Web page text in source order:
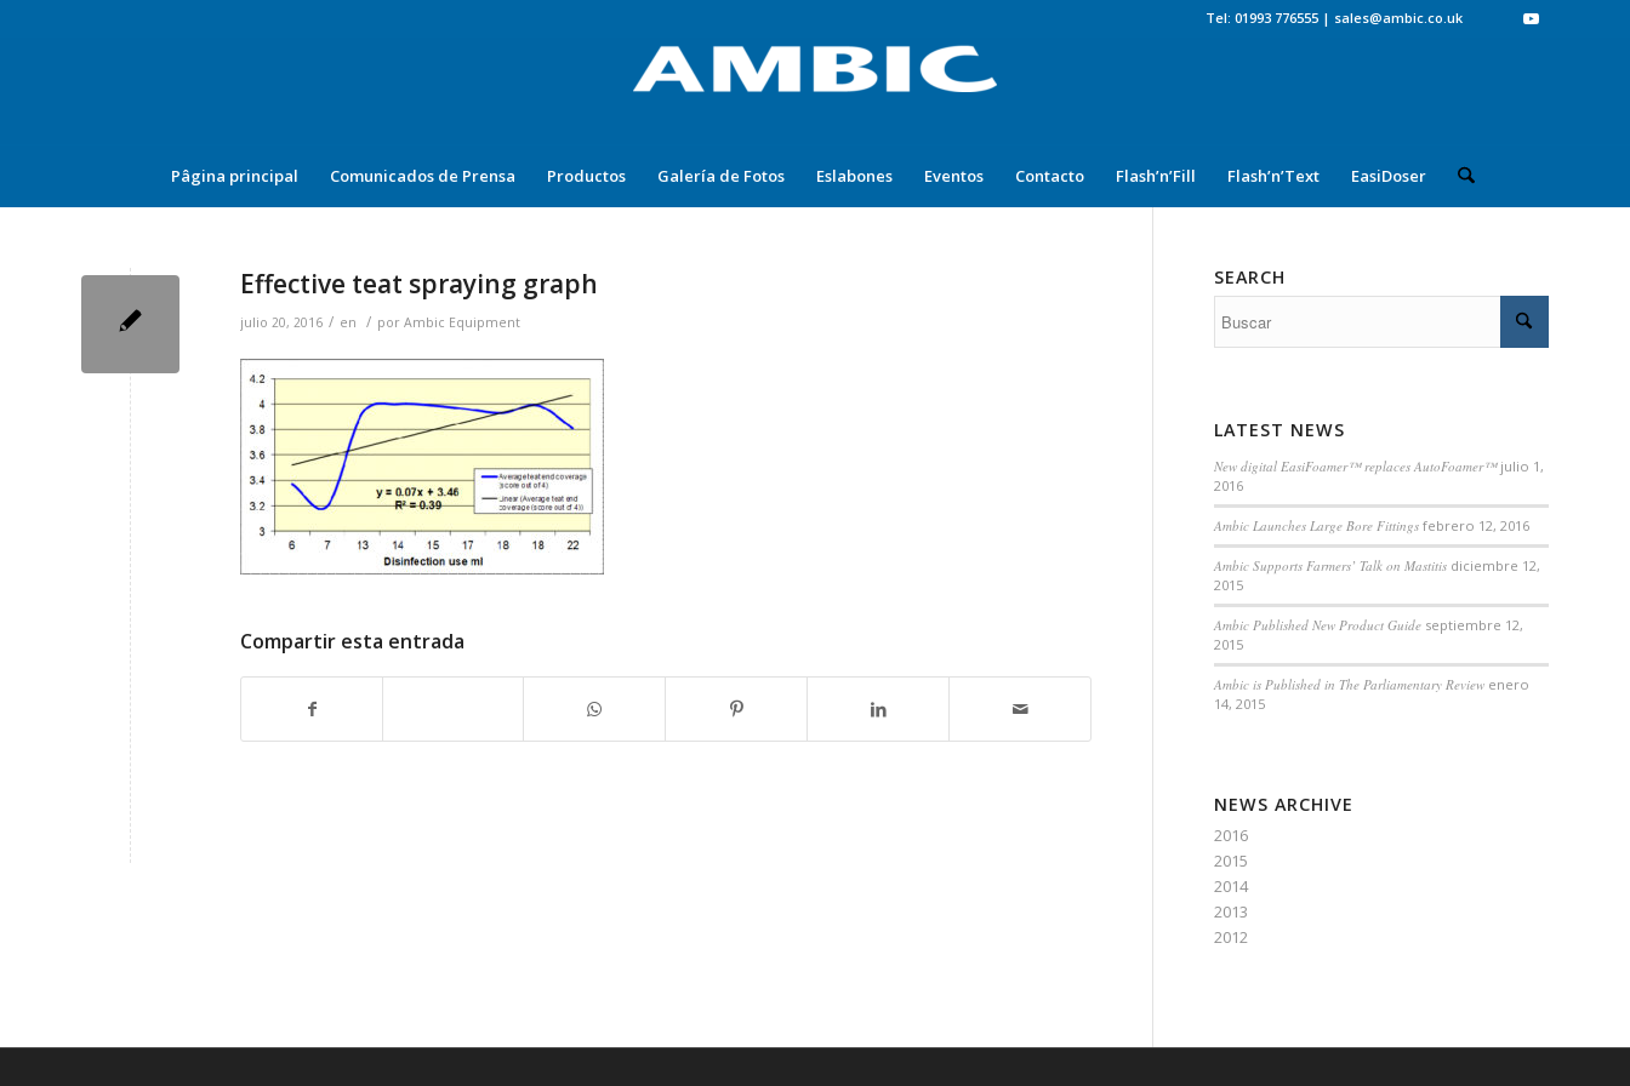
Tel: 01993 776555 | sales@ambic.co.uk
Pâgina principal Comunicados de Prensa Productos Galería de Fotos Eslabones Eventos Contacto Flash’n’Fill Flash’n’Text EasiDoser
Effective teat spraying graph
julio 20, 2016 / en / por Ambic Equipment
Compartir esta entrada
SEARCH
LATEST NEWS
New digital EasiFoamer™ replaces AutoFoamer™ julio 1,
2016
Ambic Launches Large Bore Fittings febrero 12, 2016
Ambic Supports Farmers’ Talk on Mastitis diciembre 12,
2015
Ambic Published New Product Guide septiembre 12,
2015
Ambic is Published in The Parliamentary Review enero
14, 2015
NEWS ARCHIVE
2016
2015
2014
2013
2012